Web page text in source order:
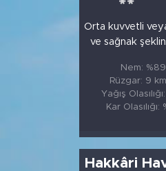
Orta kuvvetli
ve sağnak
Nem: %89
Rüzgar: 9
Yağış
Kar Olasılığı:
Hakkâri